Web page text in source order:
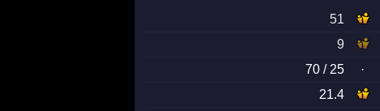
51
9
70 / 25
·
21.4